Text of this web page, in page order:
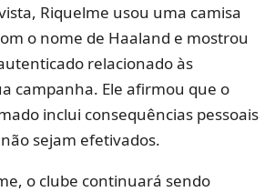
Riquelme usou uma camisa
o nome de Haaland e mostrou
relacionado às
campanha. Ele afirmou que o
inclui consequências pessoais
sejam efetivados.
o clube continuará sendo